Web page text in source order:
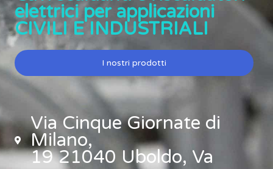
elettrici per applicazioni
CIVILI E INDUSTRIALI
I nostri prodotti
Via Cinque Giornate di
Milano,
19 21040 Uboldo, Va